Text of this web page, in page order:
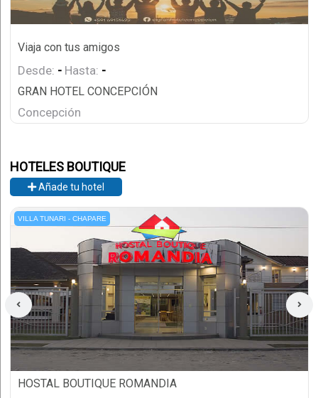
Viaja con tus amigos
Desde: - Hasta: -
GRAN HOTEL CONCEPCIÓN
Concepción
HOTELES BOUTIQUE
Añade tu hotel
VILLA TUNARI - CHAPARE
HOSTAL BOUTIQUE ROMANDIA